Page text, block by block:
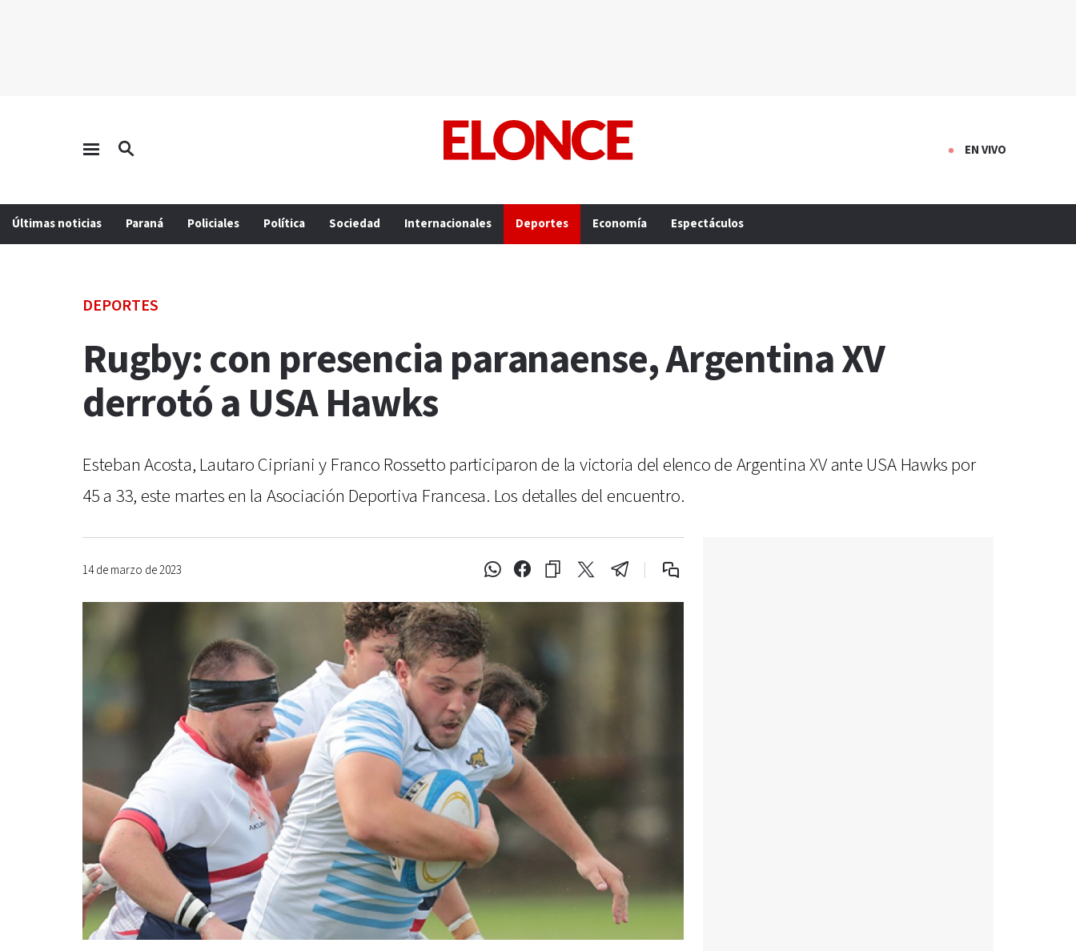
EN VIVO
Últimas noticias Paraná Policiales Política Sociedad Internacionales Deportes Economía Espectáculos
DEPORTES
Rugby: con presencia paranaense, Argentina XV
derrotó a USA Hawks
Esteban Acosta, Lautaro Cipriani y Franco Rossetto participaron de la victoria del elenco de Argentina XV ante USA Hawks por
45 a 33, este martes en la Asociación Deportiva Francesa. Los detalles del encuentro.
14 de marzo de 2023